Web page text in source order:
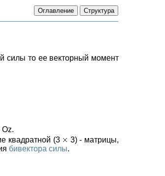
силы то ее векторный момент
квадратной (3
3) - матрицы,
бивектора силы.